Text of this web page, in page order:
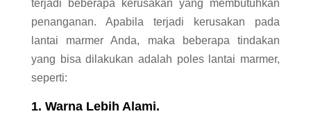
terjadi beberapa kerusakan yang membutuhkan
penanganan. Apabila terjadi kerusakan pada
lantai marmer Anda, maka beberapa tindakan
yang bisa dilakukan adalah poles lantai marmer,
seperti:
1. Warna Lebih Alami.